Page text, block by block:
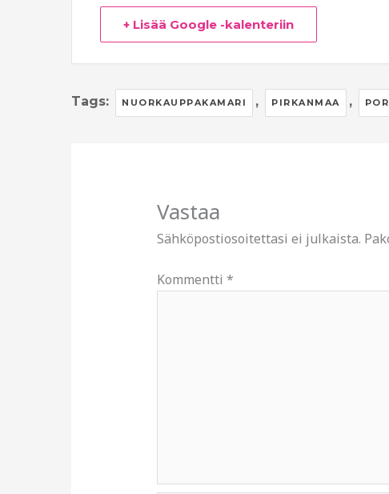
+ Lisää Google -kalenteriin
Tags: NUORKAUPPAKAMARI , PIRKANMAA ,
Vastaa
Sähköpostiosoitettasi ei julkaista.
Kommentti *